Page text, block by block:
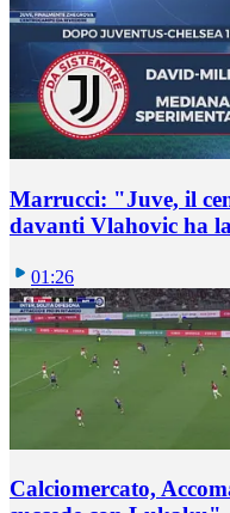
Marrucci: "Juve, il
davanti Vlahovic ha
01:26
Calciomercato,